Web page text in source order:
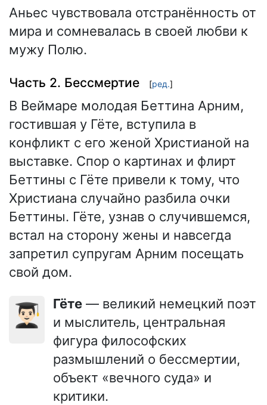
Аньес чувствовала отстранённость от
мира и сомневалась в своей любви к
мужу Полю.
Часть 2. Бессмертие [ред.]
В Веймаре молодая Беттина Арним,
гостившая у Гёте, вступила в
конфликт с его женой Христианой на
выставке. Спор о картинах и флирт
Беттины с Гёте привели к тому, что
Христиана случайно разбила очки
Беттины. Гёте, узнав о случившемся,
встал на сторону жены и навсегда
запретил супругам Арним посещать
свой дом.
👨🏻‍🎓 Гёте — великий немецкий поэт
и мыслитель, центральная
фигура философских
размышлений о бессмертии,
объект «вечного суда» и
критики.